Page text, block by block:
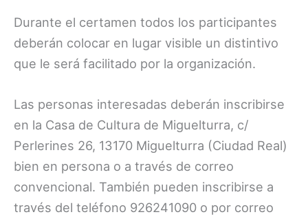
Durante el certamen todos los participantes
deberán colocar en lugar visible un distintivo
que le será facilitado por la organización.
Las personas interesadas deberán inscribirse
en la Casa de Cultura de Miguelturra, c/
Perlerines 26, 13170 Miguelturra (Ciudad Real)
bien en persona o a través de correo
convencional. También pueden inscribirse a
través del teléfono 926241090 o por correo